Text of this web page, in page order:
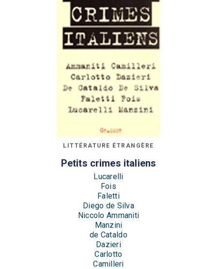
LITTÉRATURE ÉTRANGÈRE
Petits crimes italiens
Lucarelli
Fois
Faletti
Diego de Silva
Niccolo Ammaniti
Manzini
de Cataldo
Dazieri
Carlotto
Camilleri